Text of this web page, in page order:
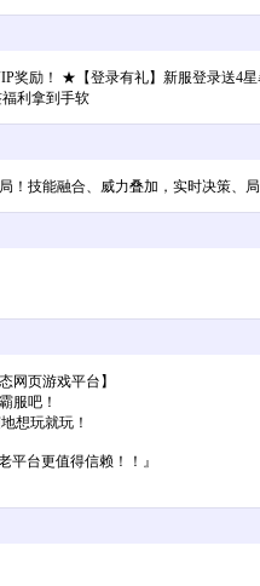
奖励！ ★【登录有礼】新服登录送4
利拿到手软
！技能融合、威力叠加，实时决策、
网页游戏平台】
服吧！
想玩就玩！
台更值得信赖！！』